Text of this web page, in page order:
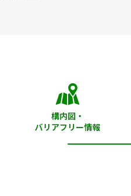
構内図・
バリアフリー情報